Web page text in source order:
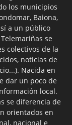
los municipios
Baiona,
a un público
se
colectivos de la
noticias de
Nacida en
dar un poco de
local.
se diferencia de
orientados en
nacional e